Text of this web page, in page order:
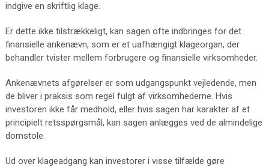
indgive en skriftlig klage.
Er dette ikke tilstrækkeligt, kan sagen ofte indbringes for det
finansielle ankenævn, som er et uafhængigt klageorgan, der
behandler tvister mellem forbrugere og finansielle virksomheder.
Ankenævnets afgørelser er som udgangspunkt vejledende, men
de bliver i praksis som regel fulgt af virksomhederne. Hvis
investoren ikke får medhold, eller hvis sagen har karakter af et
principielt retsspørgsmål, kan sagen anlægges ved de almindelige
domstole.
Ud over klageadgang kan investorer i visse tilfælde gøre